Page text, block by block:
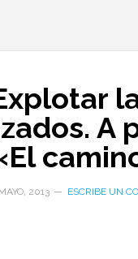
A
2013 ESCRIBE UN